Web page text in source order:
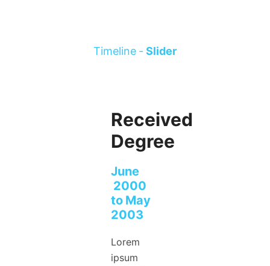
Timeline -Slider
Received
Degree
June
2000
to May
2003
Lorem
ipsum